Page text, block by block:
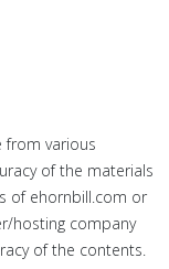
from various
of the materials
of ehornbill.com or
hosting company
of the contents.